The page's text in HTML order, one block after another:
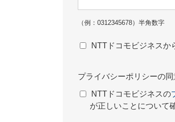
（例：0312345678）半角数字
NTTドコモビジネスか
プライバシーポリシーの同
NTTドコモビジネスの
が正しいことについて